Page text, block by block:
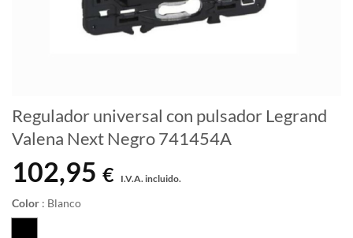
Regulador universal con pulsador Legrand
Valena Next Negro 741454A
102,95 € I.V.A. incluido.
Color : Blanco